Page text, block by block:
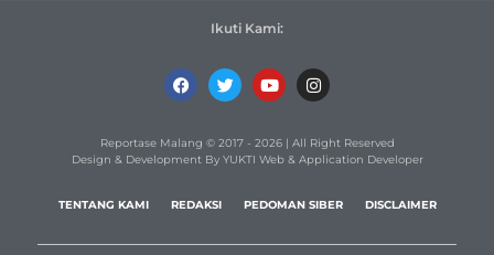
Ikuti Kami:
Reportase Malang © 2017 - 2026 | All Right Reserved
Design & Development By YUKTI Web & Application Developer
TENTANG KAMI REDAKSI PEDOMAN SIBER DISCLAIMER